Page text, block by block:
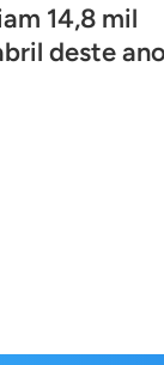
14,8 mil
deste ano